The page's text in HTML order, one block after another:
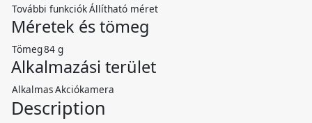
További funkciókÁllítható méret
Méretek és tömeg
Tömeg84 g
Alkalmazási terület
AlkalmasAkciókamera
Description